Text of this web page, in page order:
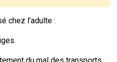
chez l’adulte :